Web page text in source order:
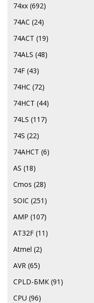
74хх (692)
74AC (24)
74ACT (19)
74ALS (48)
74F (43)
74HC (72)
74HCT (44)
74LS (117)
74S (22)
74АНСТ (6)
AS (18)
Cmos (28)
SOIC (251)
AMP (107)
AT32F (11)
Atmel (2)
AVR (65)
CPLD-БМК (91)
CPU (96)